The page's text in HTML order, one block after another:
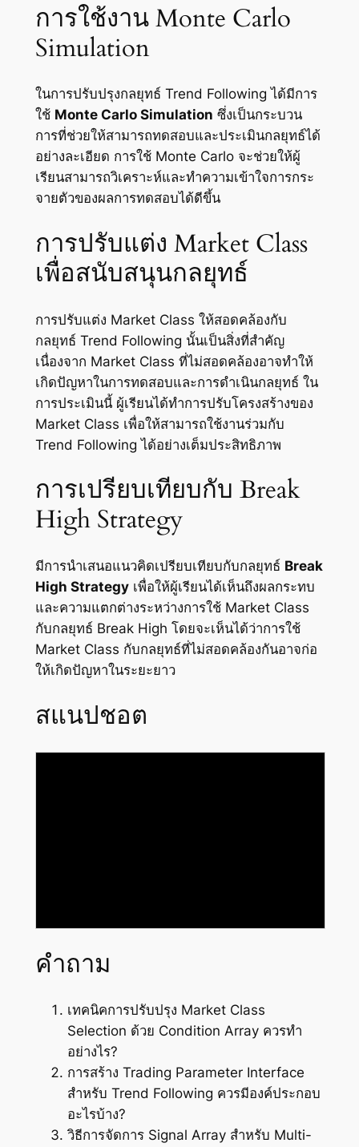
การใช้งาน Monte Carlo
Simulation
ในการปรับปรุงกลยุทธ์ Trend Following ได้มีการ
ใช้ Monte Carlo Simulation ซึ่งเป็นกระบวน
การที่ช่วยให้สามารถทดสอบและประเมินกลยุทธ์ได้
อย่างละเอียด การใช้ Monte Carlo จะช่วยให้ผู้
เรียนสามารถวิเคราะห์และทำความเข้าใจการกระ
จายตัวของผลการทดสอบได้ดีขึ้น
การปรับแต่ง Market Class
เพื่อสนับสนุนกลยุทธ์
การปรับแต่ง Market Class ให้สอดคล้องกับ
กลยุทธ์ Trend Following นั้นเป็นสิ่งที่สำคัญ
เนื่องจาก Market Class ที่ไม่สอดคล้องอาจทำให้
เกิดปัญหาในการทดสอบและการดำเนินกลยุทธ์ ใน
การประเมินนี้ ผู้เรียนได้ทำการปรับโครงสร้างของ
Market Class เพื่อให้สามารถใช้งานร่วมกับ
Trend Following ได้อย่างเต็มประสิทธิภาพ
การเปรียบเทียบกับ Break
High Strategy
มีการนำเสนอแนวคิดเปรียบเทียบกับกลยุทธ์ Break
High Strategyเพื่อให้ผู้เรียนได้เห็นถึงผลกระทบ
และความแตกต่างระหว่างการใช้ Market Class
กับกลยุทธ์ Break High โดยจะเห็นได้ว่าการใช้
Market Class กับกลยุทธ์ที่ไม่สอดคล้องกันอาจก่อ
ให้เกิดปัญหาในระยะยาว
สแนปชอต
คำถาม
เทคนิคการปรับปรุง Market Class
Selection ด้วย Condition Array ควรทำ
อย่างไร?
การสร้าง Trading Parameter Interface
สำหรับ Trend Following ควรมีองค์ประกอบ
อะไรบ้าง?
วิธีการจัดการ Signal Array สำหรับ Multi-